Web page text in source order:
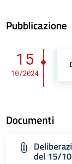
Pubblicazione
15
10/2024
Documenti
del 15/